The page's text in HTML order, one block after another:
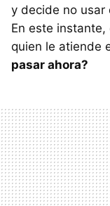
y decide no usar
En este
quien le atiende
pasar ahora?